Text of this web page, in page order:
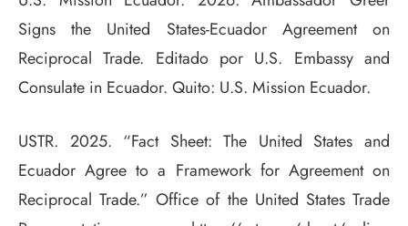
Signs the United States-Ecuador Agreement on
Reciprocal Trade. Editado por U.S. Embassy and
Consulate in Ecuador. Quito: U.S. Mission Ecuador.
USTR. 2025. “Fact Sheet: The United States and
Ecuador Agree to a Framework for Agreement on
Reciprocal Trade.” Office of the United States Trade